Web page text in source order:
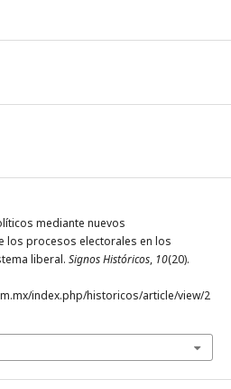
mediante nuevos
los procesos electorales en los
liberal. Signos Históricos, 10(20).
index.php/historicos/article/view/2